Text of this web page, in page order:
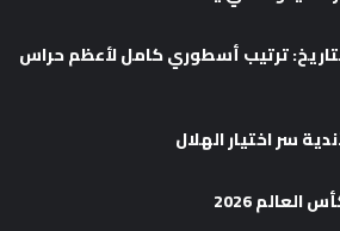
في التاريخ: ترتيب أسطوري كامل لأعظم حراس
سر اختيار الهلال